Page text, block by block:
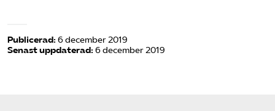
Publicerad: 6 december 2019
Senast uppdaterad: 6 december 2019